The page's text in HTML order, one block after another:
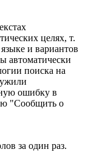
целях, т.
и вариантов
автоматически
поиска на
ошибку в
"Сообщить о
за один раз.